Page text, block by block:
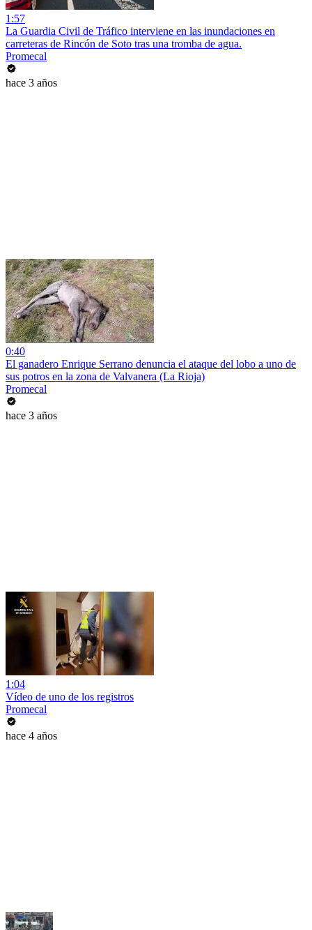
1:57
La Guardia Civil de Tráfico interviene en las inundaciones en
carreteras de Rincón de Soto tras una tromba de agua.
Promecal
hace 3 años
0:40
El ganadero Enrique Serrano denuncia el ataque del lobo a uno de
sus potros en la zona de Valvanera (La Rioja)
Promecal
hace 3 años
1:04
Vídeo de uno de los registros
Promecal
hace 4 años